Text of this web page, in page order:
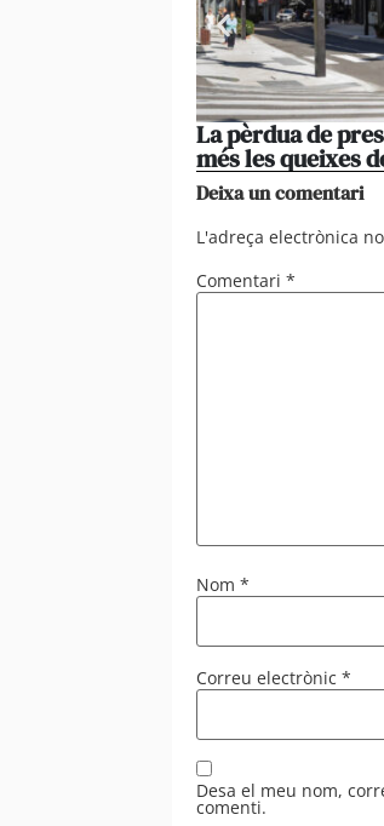
La pèrdua de
més les queixes
Deixa un comentari
L'adreça electrònica
Comentari *
Nom *
Correu electrònic *
Desa el meu nom,
comenti.